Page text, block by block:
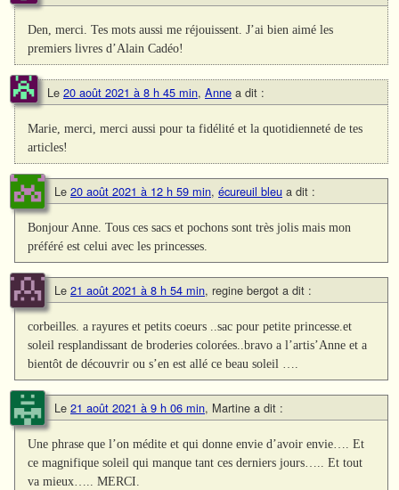
Den, merci. Tes mots aussi me réjouissent. J’ai bien aimé les
premiers livres d’Alain Cadéo!
Le 20 août 2021 à 8 h 45 min, Anne a dit :
Marie, merci, merci aussi pour ta fidélité et la quotidienneté de tes
articles!
Le 20 août 2021 à 12 h 59 min, écureuil bleu a dit :
Bonjour Anne. Tous ces sacs et pochons sont très jolis mais mon
préféré est celui avec les princesses.
Le 21 août 2021 à 8 h 54 min, regine bergot a dit :
corbeilles. a rayures et petits coeurs ..sac pour petite princesse.et
soleil resplandissant de broderies colorées..bravo a l’artis’Anne et a
bientôt de découvrir ou s’en est allé ce beau soleil ….
Le 21 août 2021 à 9 h 06 min, Martine a dit :
Une phrase que l’on médite et qui donne envie d’avoir envie…. Et
ce magnifique soleil qui manque tant ces derniers jours….. Et tout
va mieux….. MERCI.